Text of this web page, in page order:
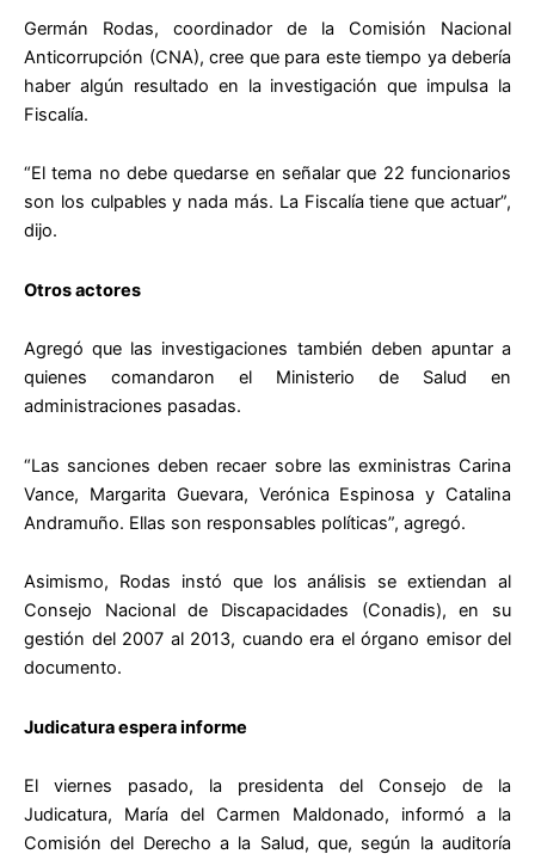
Germán Rodas, coordinador de la Comisión Nacional
Anticorrupción (CNA), cree que para este tiempo ya debería
haber algún resultado en la investigación que impulsa la
Fiscalía.
“El tema no debe quedarse en señalar que 22 funcionarios
son los culpables y nada más. La Fiscalía tiene que actuar”,
dijo.
Otros actores
Agregó que las investigaciones también deben apuntar a
quienes comandaron el Ministerio de Salud en
administraciones pasadas.
“Las sanciones deben recaer sobre las exministras Carina
Vance, Margarita Guevara, Verónica Espinosa y Catalina
Andramuño. Ellas son responsables políticas”, agregó.
Asimismo, Rodas instó que los análisis se extiendan al
Consejo Nacional de Discapacidades (Conadis), en su
gestión del 2007 al 2013, cuando era el órgano emisor del
documento.
Judicatura espera informe
El viernes pasado, la presidenta del Consejo de la
Judicatura, María del Carmen Maldonado, informó a la
Comisión del Derecho a la Salud, que, según la auditoría